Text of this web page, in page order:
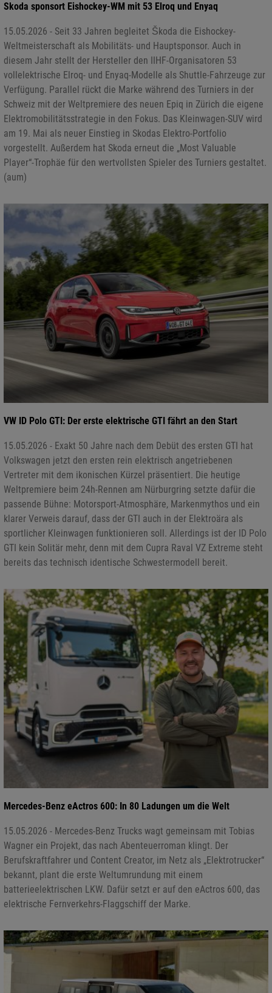
Skoda sponsort Eishockey-WM mit 53 Elroq und Enyaq
15.05.2026 - Seit 33 Jahren begleitet Škoda die Eishockey-
Weltmeisterschaft als Mobilitäts- und Hauptsponsor. Auch in
diesem Jahr stellt der Hersteller den IIHF-Organisatoren 53
vollelektrische Elroq- und Enyaq-Modelle als Shuttle-Fahrzeuge zur
Verfügung. Parallel rückt die Marke während des Turniers in der
Schweiz mit der Weltpremiere des neuen Epiq in Zürich die eigene
Elektromobilitätsstrategie in den Fokus. Das Kleinwagen-SUV wird
am 19. Mai als neuer Einstieg in Skodas Elektro-Portfolio
vorgestellt. Außerdem hat Skoda erneut die „Most Valuable
Player“-Trophäe für den wertvollsten Spieler des Turniers gestaltet.
(aum)
VW ID Polo GTI: Der erste elektrische GTI fährt an den Start
15.05.2026 - Exakt 50 Jahre nach dem Debüt des ersten GTI hat
Volkswagen jetzt den ersten rein elektrisch angetriebenen
Vertreter mit dem ikonischen Kürzel präsentiert. Die heutige
Weltpremiere beim 24h-Rennen am Nürburgring setzte dafür die
passende Bühne: Motorsport-Atmosphäre, Markenmythos und ein
klarer Verweis darauf, dass der GTI auch in der Elektroära als
sportlicher Kleinwagen funktionieren soll. Allerdings ist der ID Polo
GTI kein Solitär mehr, denn mit dem Cupra Raval VZ Extreme steht
bereits das technisch identische Schwestermodell bereit.
Mercedes-Benz eActros 600: In 80 Ladungen um die Welt
15.05.2026 - Mercedes-Benz Trucks wagt gemeinsam mit Tobias
Wagner ein Projekt, das nach Abenteuerroman klingt. Der
Berufskraftfahrer und Content Creator, im Netz als „Elektrotrucker“
bekannt, plant die erste Weltumrundung mit einem
batterieelektrischen LKW. Dafür setzt er auf den eActros 600, das
elektrische Fernverkehrs-Flaggschiff der Marke.